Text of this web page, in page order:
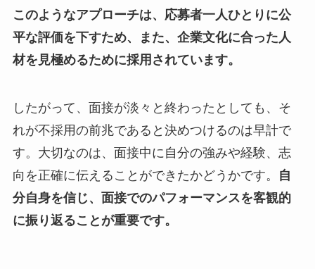
このようなアプローチは、応募者一人ひとりに公
平な評価を下すため、また、企業文化に合った人
材を見極めるために採用されています。
したがって、面接が淡々と終わったとしても、そ
れが不採用の前兆であると決めつけるのは早計で
す。大切なのは、面接中に自分の強みや経験、志
向を正確に伝えることができたかどうかです。
自
分自身を信じ、面接でのパフォーマンスを客観的
に振り返ることが重要です。